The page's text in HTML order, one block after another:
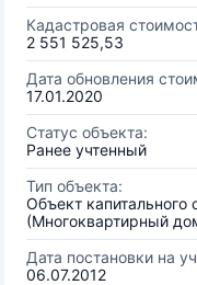
Кадастровая
2 551 525,53
Дата обновления
17.01.2020
Статус объекта:
Ранее учтенный
Тип объекта:
Объект капитального
(Многоквартирный
Дата постановки на
06.07.2012